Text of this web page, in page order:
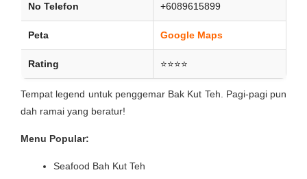
No Telefon +6089615899
Peta Google Maps
Rating ⭐⭐⭐⭐
Tempat legend untuk penggemar Bak Kut Teh. Pagi-pagi pun
dah ramai yang beratur!
Menu Popular:
Seafood Bah Kut Teh